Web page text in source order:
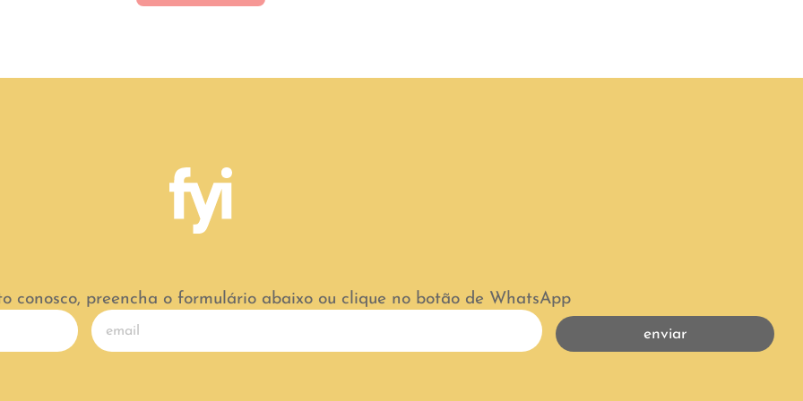
conosco, preencha o formulário abaixo ou clique no botão de WhatsApp
enviar